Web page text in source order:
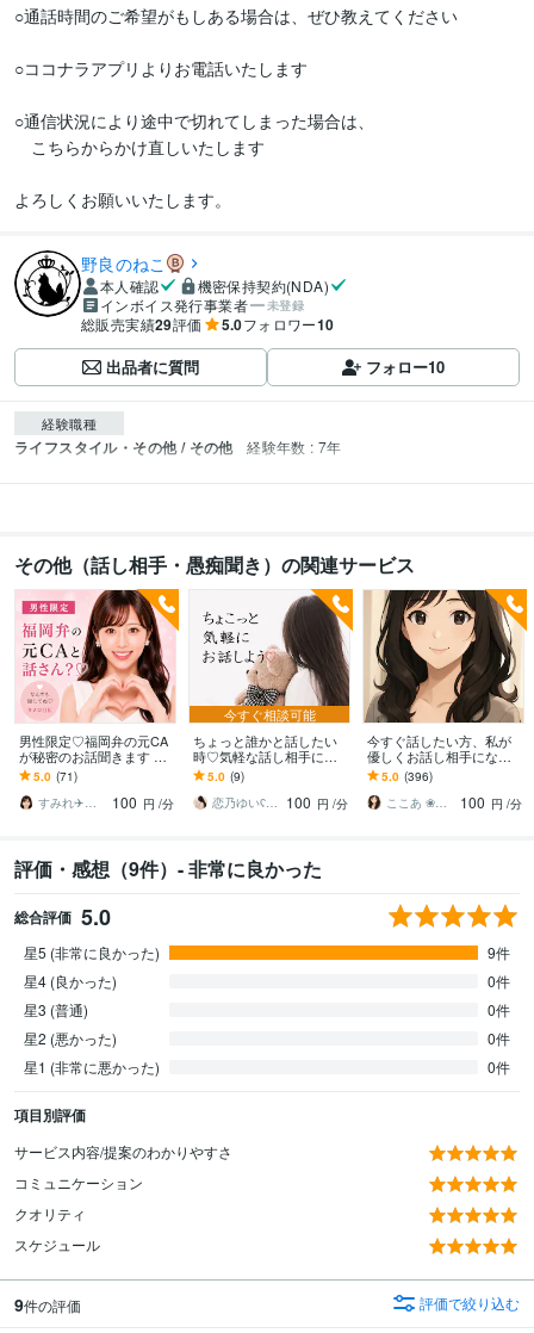
○通話時間のご希望がもしある場合は、ぜひ教えてください
○ココナラアプリよりお電話いたします
○通信状況により途中で切れてしまった場合は、
こちらからかけ直しいたします
よろしくお願いいたします。
野良のねこ
本人確認
機密保持契約(NDA)
インボイス発行事業者
未登録
総販売実績29評価 5.0フォロワー10
出品者に質問 フォロー10
経験職種
ライフスタイル・その他 / その他 経験年数 : 7年
その他（話し相手・愚痴聞き）の関連サービス
男性限定♡福岡弁の元CA
が秘密のお話聞きます 雑
談・趣味・恋愛・性の悩
みなど…な〜んでも聞く
けんね！
5.0 (71)
すみれ✈️福岡弁の元CA
100 円 /分
今すぐ相談可能
ちょっと誰かと話したい
時♡気軽な話し相手にな
ります はじめての方も安
心♡1分から優しくお話を
お聴きします♡
5.0 (9)
恋乃ゆいʕᵔᴥᵔʔ♡
100 円 /分
今すぐ話したい方、私が
優しくお話し相手になり
ます あなたの心にそっと
寄り添う時間を届けます
5.0 (396)
ここあ ❀ぽかぽか相談室❀
100 円 /分
評価・感想（9件）- 非常に良かった
総合評価 5.0
星5 (非常に良かった)
9件
星4 (良かった)
0件
星3 (普通)
0件
星2 (悪かった)
0件
星1 (非常に悪かった)
0件
項目別評価
サービス内容/提案のわかりやすさ
コミュニケーション
クオリティ
スケジュール
9件の評価 評価で絞り込む